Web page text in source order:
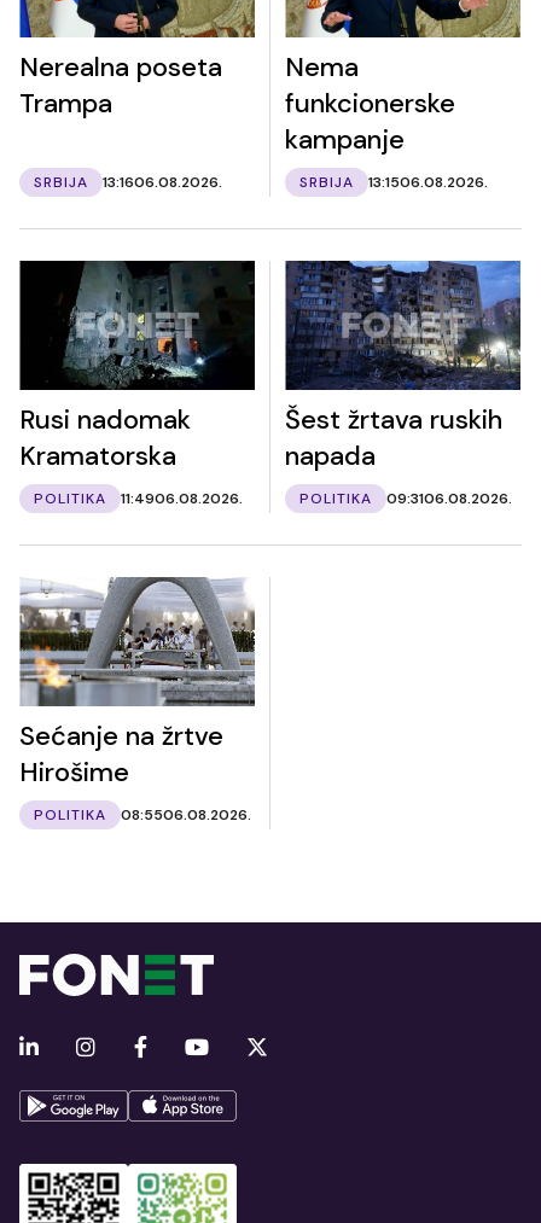
Nerealna poseta
Trampa
SRBIJA 13:1606.08.2026.
Nema
funkcionerske
kampanje
SRBIJA 13:1506.08.2026.
Rusi nadomak
Kramatorska
POLITIKA 11:4906.08.2026.
Šest žrtava ruskih
napada
POLITIKA 09:3106.08.2026.
Sećanje na žrtve
Hirošime
POLITIKA 08:5506.08.2026.